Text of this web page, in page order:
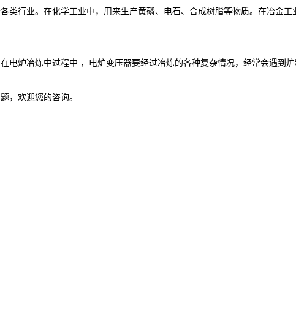
行业。在化学工业中，用来生产黄磷、电石、合成树脂等物质。在冶金
炉冶炼中过程中 ，电炉变压器要经过冶炼的各种复杂情况，经常会遇到炉
，欢迎您的咨询。